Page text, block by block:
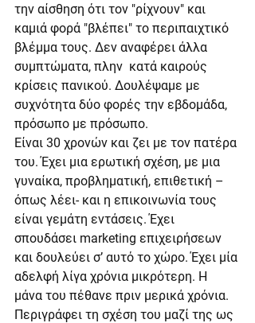
την αίσθηση ότι τον "ρίχνουν" και
καμιά φορά "βλέπει" το περιπαιχτικό
βλέμμα τους. Δεν αναφέρει άλλα
συμπτώματα, πλην  κατά καιρούς
κρίσεις πανικού. Δουλέψαμε με
συχνότητα δύο φορές την εβδομάδα,
πρόσωπο με πρόσωπο.
Είναι 30 χρονών και ζει με τον πατέρα
του. Έχει μια ερωτική σχέση, με μια
γυναίκα, προβληματική, επιθετική –
όπως λέει- και η επικοινωνία τους
είναι γεμάτη εντάσεις. Έχει
σπουδάσει marketing επιχειρήσεων
και δουλεύει σ’ αυτό το χώρο. Έχει μία
αδελφή λίγα χρόνια μικρότερη. Η
μάνα του πέθανε πριν μερικά χρόνια.
Περιγράφει τη σχέση του μαζί της ως